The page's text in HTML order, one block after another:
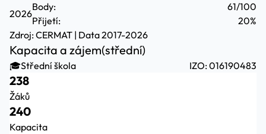
2026
Body:
61/100
Přijetí:
20%
Zdroj:CERMAT | Data 2017-2026
Kapacita a zájem(střední)
🎓Střední škola IZO: 016190483
238
Žáků
240
Kapacita